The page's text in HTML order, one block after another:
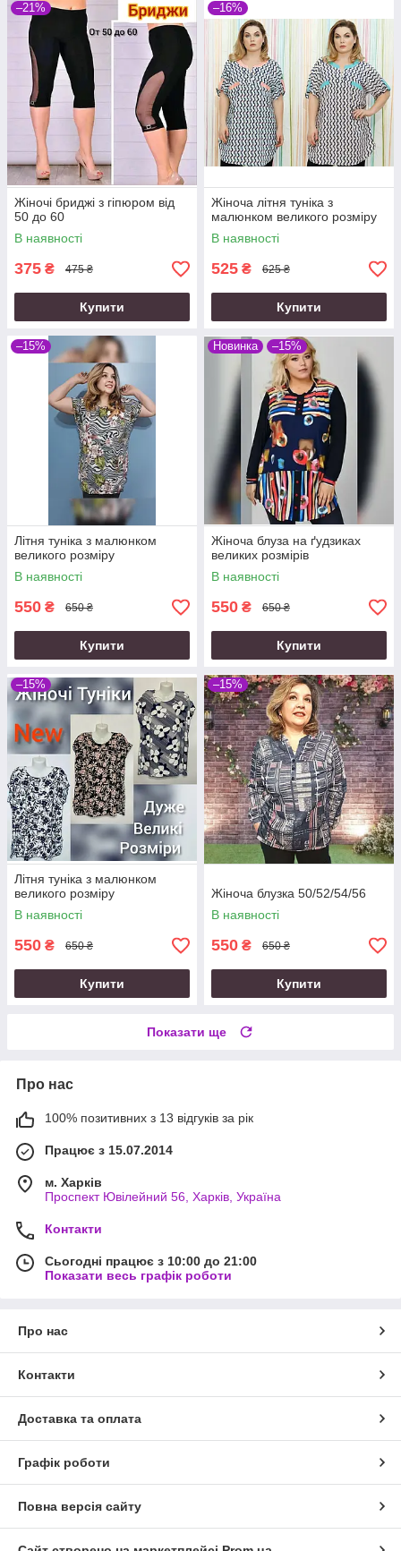
–21%
Жіночі бриджі з гіпюром від
50 до 60
В наявності
375 ₴ 475 ₴
Купити
–16%
Жіноча літня туніка з
малюнком великого розміру
В наявності
525 ₴ 625 ₴
Купити
–15%
Літня туніка з малюнком
великого розміру
В наявності
550 ₴ 650 ₴
Купити
Новинка –15%
Жіноча блуза на ґудзиках
великих розмірів
В наявності
550 ₴ 650 ₴
Купити
–15%
Літня туніка з малюнком
великого розміру
В наявності
550 ₴ 650 ₴
Купити
–15%
Жіноча блузка 50/52/54/56
В наявності
550 ₴ 650 ₴
Купити
Показати ще
Про нас
100% позитивних з 13 відгуків за рік
Працює з 15.07.2014
м. Харків
Проспект Ювілейний 56, Харків, Україна
Контакти
Сьогодні працює з 10:00 до 21:00
Показати весь графік роботи
Про нас
Контакти
Доставка та оплата
Графік роботи
Повна версія сайту